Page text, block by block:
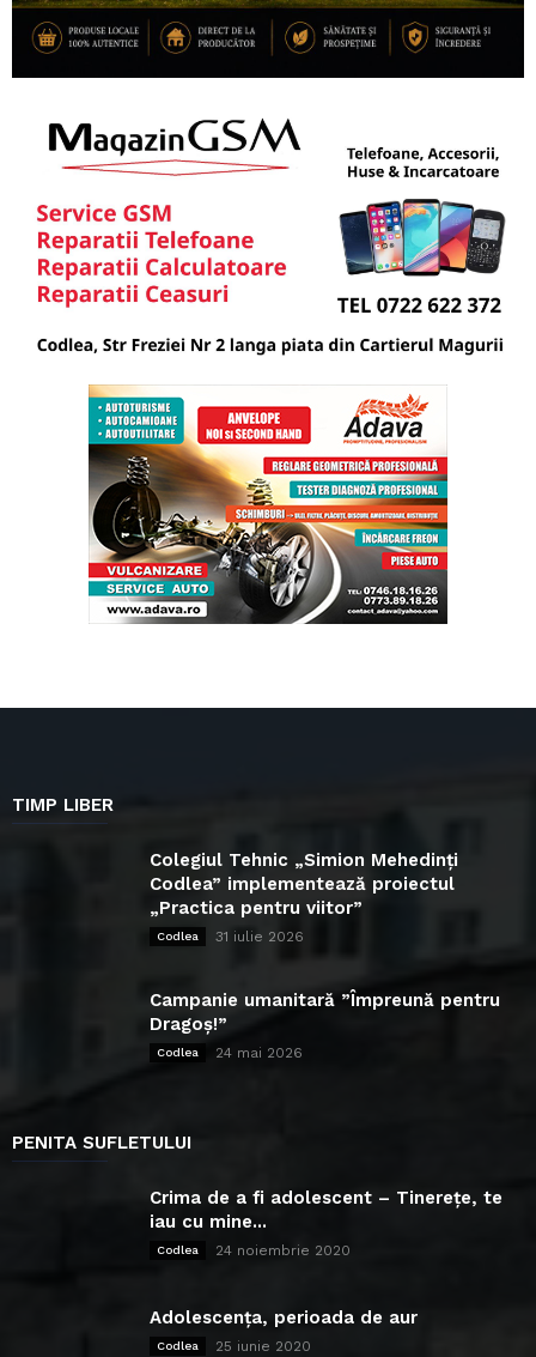
TIMP LIBER
Colegiul Tehnic „Simion Mehedinți
Codlea” implementează proiectul
„Practica pentru viitor”
Codlea 31 iulie 2026
Campanie umanitară ”Împreună pentru
Dragoș!”
Codlea 24 mai 2026
PENITA SUFLETULUI
Crima de a fi adolescent – Tinerețe, te
iau cu mine...
Codlea 24 noiembrie 2020
Adolescența, perioada de aur
Codlea 25 iunie 2020